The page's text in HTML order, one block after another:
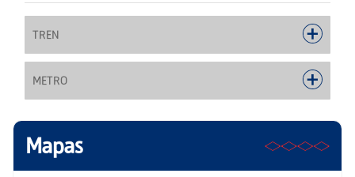
TREN
METRO
Mapas